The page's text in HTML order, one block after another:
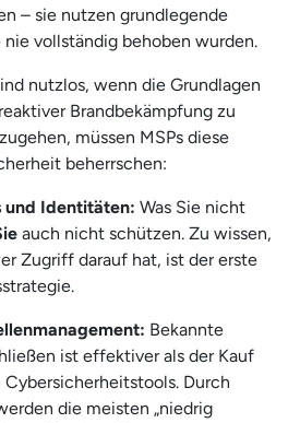
– sie nutzen grundlegende
vollständig behoben wurden.
nutzlos, wenn die Grundlagen
Brandbekämpfung zu
müssen MSPs diese
beherrschen:
und Identitäten: Was Sie nicht
auch nicht schützen. Zu wissen,
Zugriff darauf hat, ist der erste
Bekannte
ist effektiver als der Kauf
Durch
die meisten „niedrig